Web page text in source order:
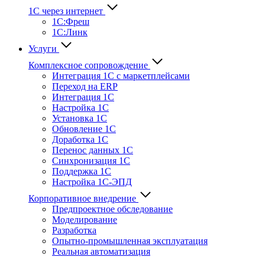
1С через интернет
1С:Фреш
1С:Линк
Услуги
Комплексное сопровождение
Интеграция 1С с маркетплейсами
Переход на ERP
Интеграция 1С
Настройка 1С
Установка 1С
Обновление 1С
Доработка 1С
Перенос данных 1С
Синхронизация 1С
Поддержка 1С
Настройка 1С-ЭПД
Корпоративное внедрение
Предпроектное обследование
Моделирование
Разработка
Опытно-промышленная эксплуатация
Реальная автоматизация